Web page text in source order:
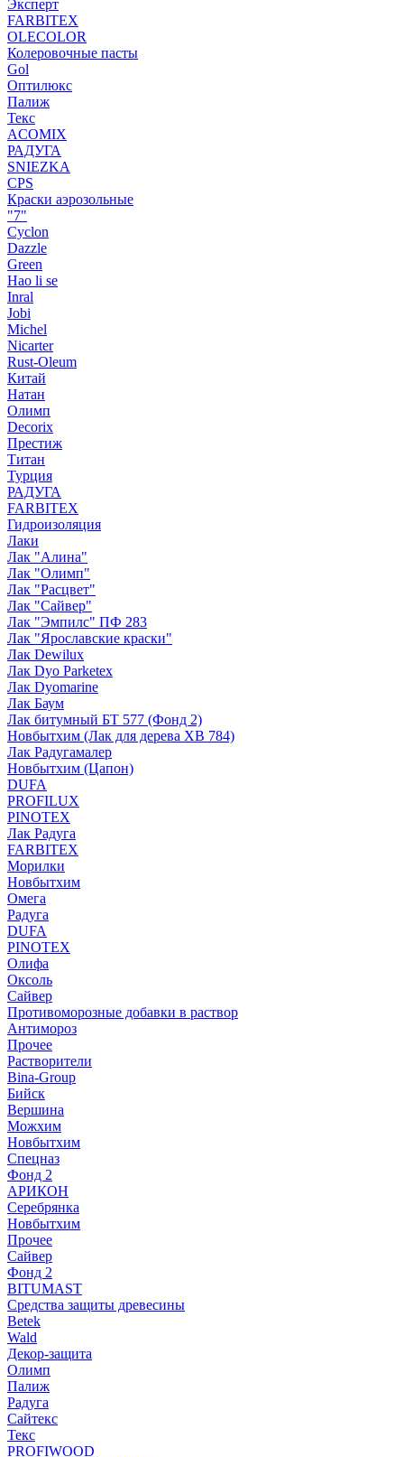
Эксперт
FARBITEX
OLECOLOR
Колеровочные пасты
Gol
Оптилюкс
Палиж
Текс
ACOMIX
РАДУГА
SNIEZKA
CPS
Краски аэрозольные
"7"
Cyclon
Dazzle
Green
Hao li se
Inral
Jobi
Michel
Nicarter
Rust-Oleum
Китай
Натан
Олимп
Decorix
Престиж
Титан
Турция
РАДУГА
FARBITEX
Гидроизоляция
Лаки
Лак "Алина"
Лак "Олимп"
Лак "Расцвет"
Лак "Сайвер"
Лак "Эмпилс" ПФ 283
Лак "Ярославские краски"
Лак Dewilux
Лак Dyo Parketex
Лак Dyomarine
Лак Баум
Лак битумный БТ 577 (Фонд 2)
Новбытхим (Лак для дерева ХВ 784)
Лак Радугамалер
Новбытхим (Цапон)
DUFA
PROFILUX
PINOTEX
Лак Радуга
FARBITEX
Морилки
Новбытхим
Омега
Радуга
DUFA
PINOTEX
Олифа
Оксоль
Сайвер
Противоморозные добавки в раствор
Антимороз
Прочее
Растворители
Bina-Group
Бийск
Вершина
Можхим
Новбытхим
Спецназ
Фонд 2
АРИКОН
Серебрянка
Новбытхим
Прочее
Сайвер
Фонд 2
BITUMAST
Средства защиты древесины
Betek
Wald
Декор-защита
Олимп
Палиж
Радуга
Сайтекс
Текс
PROFIWOOD